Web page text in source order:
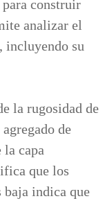
construir
analizar el
incluyendo su
la rugosidad de
de
la capa
que los
baja indica que